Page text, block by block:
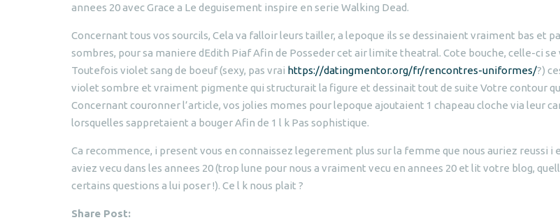
annees 20 avec Grace a Le deguisement inspire en serie Walking Dead.
Concernant tous vos sourcils, Cela va falloir leurs tailler, a lepoque ils se dessinaient vraiment bas et
sombres, pour sa maniere dEdith Piaf Afin de Posseder cet air limite theatral. Cote bouche, celle-ci
Toutefois violet sang de boeuf (sexy, pas vrai https://datingmentor.org/fr/rencontres-uniformes/?)
violet sombre et vraiment pigmente qui structurait la figure et dessinait tout de suite Votre contour
Concernant couronner l’article, vos jolies momes pour lepoque ajoutaient 1 chapeau cloche via leur
lorsquelles sappretaient a bouger Afin de 1 l k Pas sophistique.
Ca recommence, i present vous en connaissez legerement plus sur la femme que nous auriez reussi i
aviez vecu dans les annees 20 (trop lune pour nous a vraiment vecu en annees 20 et lit votre blog,
certains questions a lui poser !). Ce l k nous plait ?
Share Post: